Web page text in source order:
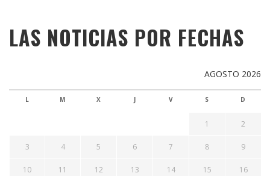
LAS NOTICIAS POR FECHAS
AGOSTO 2026
L M X J V S D
1 2
3 4 5 6 7 8 9
10 11 12 13 14 15 16